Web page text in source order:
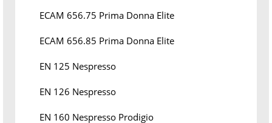
ECAM 656.75 Prima Donna Elite
ECAM 656.85 Prima Donna Elite
EN 125 Nespresso
EN 126 Nespresso
EN 160 Nespresso Prodigio